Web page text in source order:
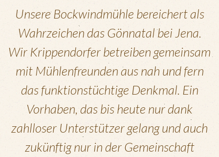
Unsere Bockwindmühle bereichert als
Wahrzeichen das Gönnatal bei Jena.
Wir Krippendorfer betreiben gemeinsam
mit Mühlenfreunden aus nah und fern
das funktionstüchtige Denkmal. Ein
Vorhaben, das bis heute nur dank
zahlloser Unterstützer gelang und auch
zukünftig nur in der Gemeinschaft